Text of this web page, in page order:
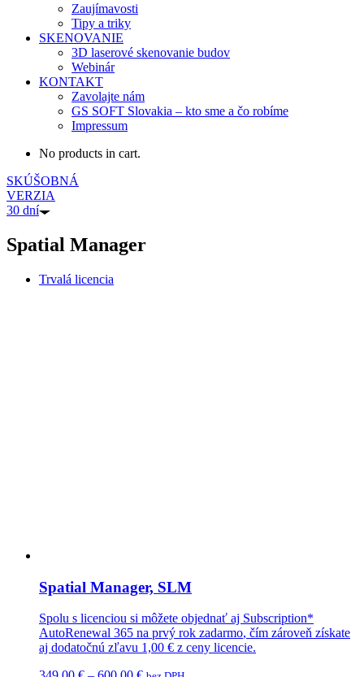
Zaujímavosti
Tipy a triky
SKENOVANIE
3D laserové skenovanie budov
Webinár
KONTAKT
Zavolajte nám
GS SOFT Slovakia – kto sme a čo robíme
Impressum
No products in cart.
SKÚŠOBNÁ
VERZIA
30 dní
Spatial Manager
Trvalá licencia
Spatial Manager, SLM
Spolu s licenciou si môžete objednať aj Subscription*
AutoRenewal 365 na prvý rok zadarmo, čím zároveň získate
aj dodatočnú zľavu 1,00 € z ceny licencie.